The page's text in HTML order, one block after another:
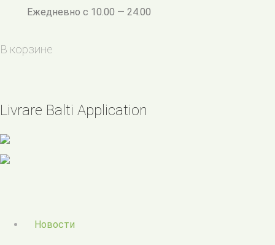
Ежедневно с 10.00 — 24.00
В корзине
Livrare Balti Application
Новости